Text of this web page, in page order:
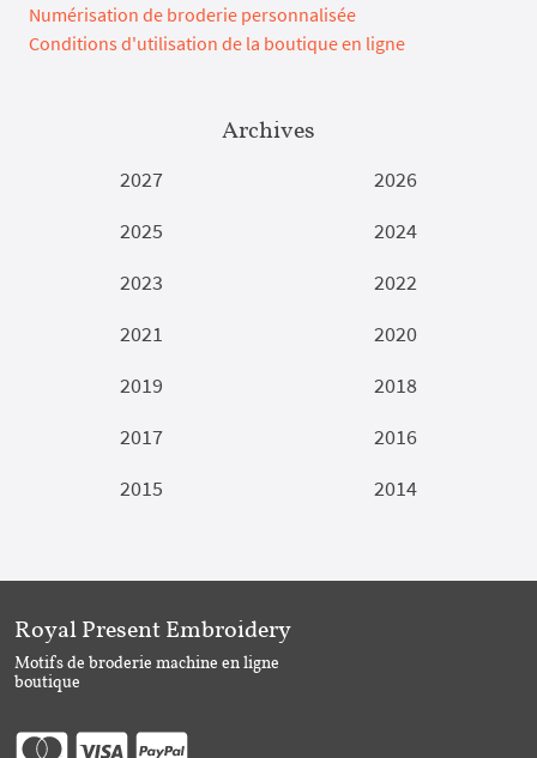
Numérisation de broderie personnalisée
Conditions d'utilisation de la boutique en ligne
Archives
2027
2026
2025
2024
2023
2022
2021
2020
2019
2018
2017
2016
2015
2014
Royal Present Embroidery
Motifs de broderie machine en ligne
boutique